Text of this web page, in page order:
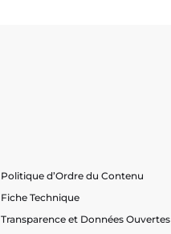
Politique d’Ordre du Contenu
Fiche Technique
Transparence et Données Ouvertes